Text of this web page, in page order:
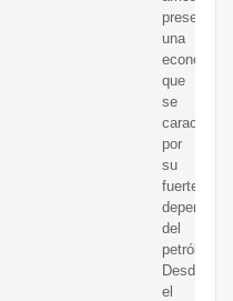
presenta
una
economía
que
se
caracteriza
por
su
fuerte
del
petróleo.
Desde
el